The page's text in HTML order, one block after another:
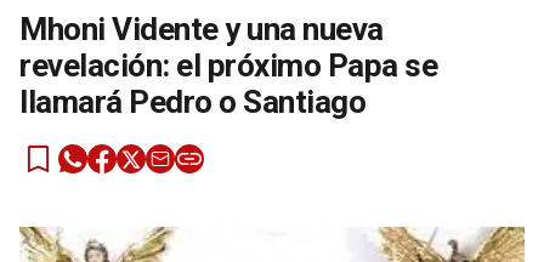
Mhoni Vidente y una nueva
revelación: el próximo Papa se
llamará Pedro o Santiago